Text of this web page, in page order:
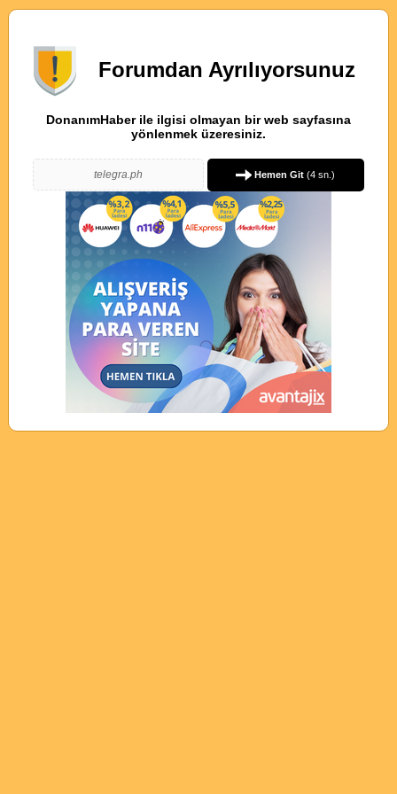
Forumdan Ayrılıyorsunuz
DonanımHaber ile ilgisi olmayan bir web sayfasına
yönlenmek üzeresiniz.
telegra.ph Hemen Git (4 sn.)